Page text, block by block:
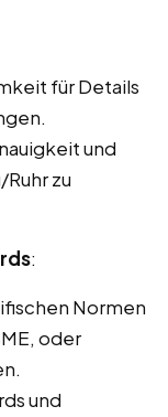
für Details
und
zu
:
Normen
oder
und